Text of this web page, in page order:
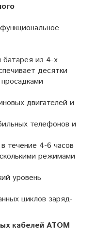
батарея из 4-х
десятки
двигателей и
телефонов и
течение 4-6 часов
режимами
уровень
циклов заряд-
кабелей ATOM